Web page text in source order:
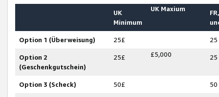
UK
Minimum
UK Maxium
Option 1 (Überweisung) 25£ 25
Option 2
(Geschenkgutschein)
25£ £5,000 25
Option 3 (Scheck) 50£ 50